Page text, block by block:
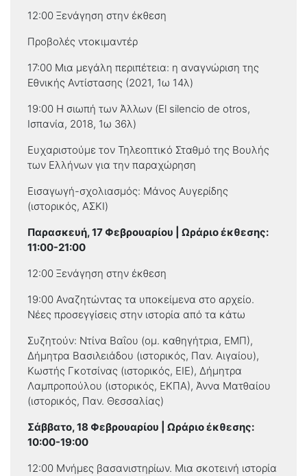
12:00 Ξενάγηση στην έκθεση
Προβολές ντοκιμαντέρ
17:00 Μια μεγάλη περιπέτεια: η αναγνώριση της
Εθνικής Αντίστασης (2021, 1ω 14λ)
19:00 Η σιωπή των Άλλων (El silencio de otros,
Ισπανία, 2018, 1ω 36λ)
Ευχαριστούμε τον Τηλεοπτικό Σταθμό της Βουλής
των Ελλήνων για την παραχώρηση
Εισαγωγή-σχολιασμός: Μάνος Αυγερίδης
(ιστορικός, ΑΣΚΙ)
Παρασκευή, 17 Φεβρουαρίου | Ωράριο έκθεσης:
11:00-21:00
12:00 Ξενάγηση στην έκθεση
19:00 Αναζητώντας τα υποκείμενα στο αρχείο.
Νέες προσεγγίσεις στην ιστορία από τα κάτω
Συζητούν: Ντίνα Βαΐου (ομ. καθηγήτρια, ΕΜΠ),
Δήμητρα Βασιλειάδου (ιστορικός, Παν. Αιγαίου),
Κωστής Γκοτσίνας (ιστορικός, ΕΙΕ), Δήμητρα
Λαμπροπούλου (ιστορικός, ΕΚΠΑ), Άννα Ματθαίου
(ιστορικός, Παν. Θεσσαλίας)
Σάββατο, 18 Φεβρουαρίου | Ωράριο έκθεσης:
10:00-19:00
12:00 Μνήμες βασανιστηρίων. Μια σκοτεινή ιστορία